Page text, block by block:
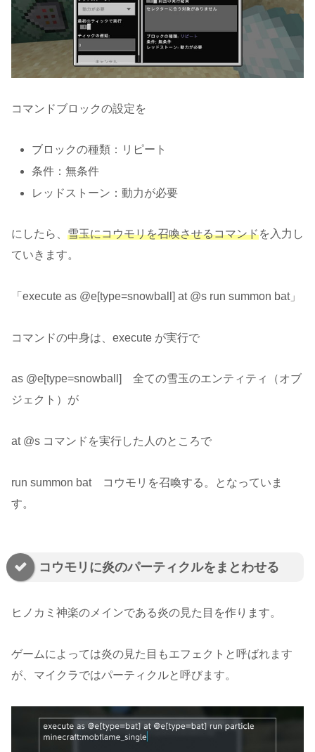
コマンドブロックの設定を
ブロックの種類：リピート
条件：無条件
レッドストーン：動力が必要
にしたら、 雪玉にコウモリを召喚させるコマンドを入力し
ていきます。
「execute as @e[type=snowball] at @s run summon bat」
コマンドの中身は、execute が実行で
as @e[type=snowball] 全ての雪玉のエンティティ（オブ
ジェクト）が
at @s コマンドを実行した人のところで
run summon bat コウモリを召喚する。となっていま
す。
コウモリに炎のパーティクルをまとわせる
ヒノカミ神楽のメインである炎の見た目を作ります。
ゲームによっては炎の見た目もエフェクトと呼ばれます
が、マイクラではパーティクルと呼びます。